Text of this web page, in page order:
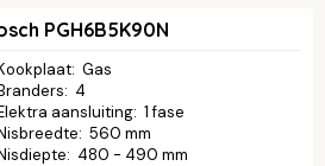
PGH6B5K90N
: Gas
: 4
aansluiting: 1 fase
: 560 mm
: 480 - 490 mm